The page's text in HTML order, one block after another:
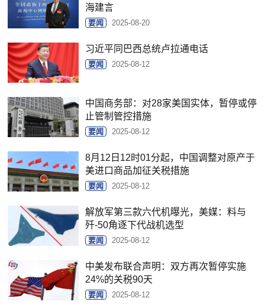
海建言
要闻 2025-08-20
习近平同巴西总统卢拉通电话
要闻 2025-08-12
中国商务部：对28家美国实体，暂停或停
止管制管控措施
要闻 2025-08-12
8月12日12时01分起，中国调整对原产于
美进口商品加征关税措施
要闻 2025-08-12
解放军第三款六代机曝光，美媒：料与
歼-50角逐下代战机选型
要闻 2025-08-12
中美发布联合声明：双方再次暂停实施
24%的关税90天
要闻 2025-08-12